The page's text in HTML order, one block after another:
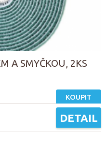
A SMYČKOU, 2KS
KOUPIT
DETAIL